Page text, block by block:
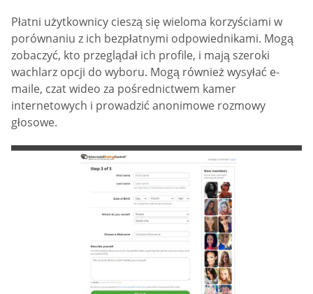
Płatni użytkownicy cieszą się wieloma korzyściami w
porównaniu z ich bezpłatnymi odpowiednikami. Mogą
zobaczyć, kto przeglądał ich profile, i mają szeroki
wachlarz opcji do wyboru. Mogą również wysyłać e-
maile, czat wideo za pośrednictwem kamer
internetowych i prowadzić anonimowe rozmowy
głosowe.